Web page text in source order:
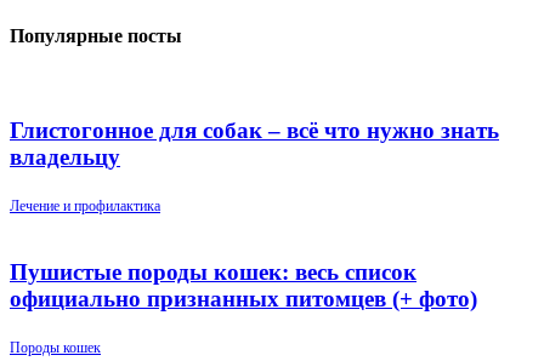
Популярные посты
Глистогонное для собак – всё что нужно знать
владельцу
Лечение и профилактика
Пушистые породы кошек: весь список
официально признанных питомцев (+ фото)
Породы кошек